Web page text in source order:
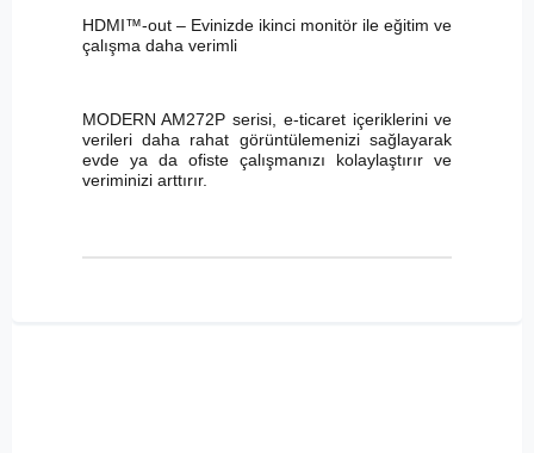
HDMI™-out – Evinizde ikinci monitör ile eğitim ve
çalışma daha verimli
MODERN AM272P serisi, e-ticaret içeriklerini ve
verileri daha rahat görüntülemenizi sağlayarak
evde ya da ofiste çalışmanızı kolaylaştırır ve
veriminizi arttırır.